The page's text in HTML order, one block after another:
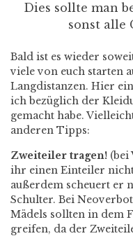
Dies sollte man
sonst alle
Bald ist es wieder
viele von euch starten
Langdistanzen. Hier
ich bezüglich der
gemacht habe.
anderen Tipps:
Zweiteiler tragen! (bei
ihr einen Einteiler
außerdem scheuert er
Schulter. Bei
Mädels sollten in dem
greifen, da der